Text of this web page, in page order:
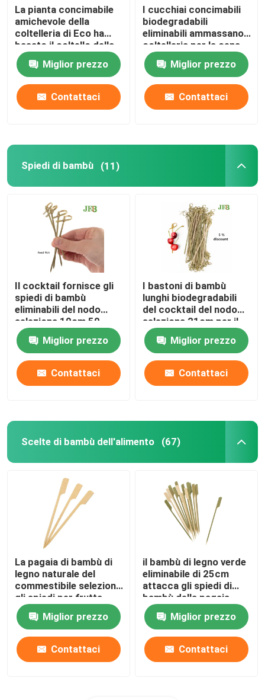
contenitore di alimento della bagassa
La pianta concimabile
amichevole della
coltelleria di Eco ha
basato il coltello della
polpa della bagassa
della canna da
zucchero
Miglior prezzo
Contattaci
I cucchiai concimabili
biodegradabili
eliminabili ammassano
coltelleria per la cena
6,5"
Miglior prezzo
Contattaci
Spiedi di bambù (11)
Il cocktail fornisce gli
spiedi di bambù
eliminabili del nodo
seleziona 10cm 50
pacchetti
Miglior prezzo
Contattaci
I bastoni di bambù
lunghi biodegradabili
del cocktail del nodo
seleziona 21cm per il
partito
Miglior prezzo
Contattaci
Scelte di bambù dell'alimento (67)
La pagaia di bambù di
legno naturale del
commestibile seleziona
gli spiedi per frutta
18cm
Miglior prezzo
Contattaci
il bambù di legno verde
eliminabile di 25cm
attacca gli spiedi di
bambù della pagaia
Miglior prezzo
Contattaci